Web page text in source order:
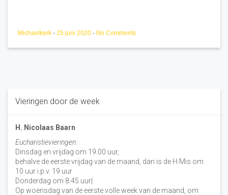
Michaelkerk - 25 juni 2020 - No Comments
Vieringen door de week
H. Nicolaas Baarn
Eucharistievieringen:
Dinsdag en vrijdag om 19.00 uur,
behalve de eerste vrijdag van de maand, dan is de H Mis om
10 uur i.p.v. 19 uur
Donderdag om 8.45 uur|
Op woensdag van de eerste volle week van de maand, om